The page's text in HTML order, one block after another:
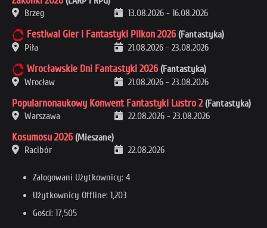
Brzeg
13.08.2026 - 16.08.2026
Festiwal Gier i Fantastyki Pilkon 2026 (Fantastyka)
Piła
21.08.2026 - 23.08.2026
Wrocławskie Dni Fantastyki 2026 (Fantastyka)
Wrocław
21.08.2026 - 23.08.2026
Popularnonaukowy Konwent Fantastyki Lustro 2 (Fantastyka)
Warszawa
22.08.2026 - 23.08.2026
Kosumosu 2026 (Mieszane)
Racibór
22.08.2026
Zalogowani Użytkownicy: 4
Użytkownicy Offline: 1,203
Gości: 17,505